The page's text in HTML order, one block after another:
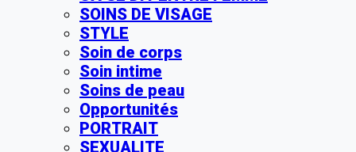
SOINS DE VISAGE
STYLE
Soin de corps
Soin intime
Soins de peau
Opportunités
PORTRAIT
SEXUALITE